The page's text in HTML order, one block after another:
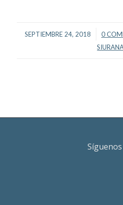
SEPTIEMBRE 24, 2018
/ 0